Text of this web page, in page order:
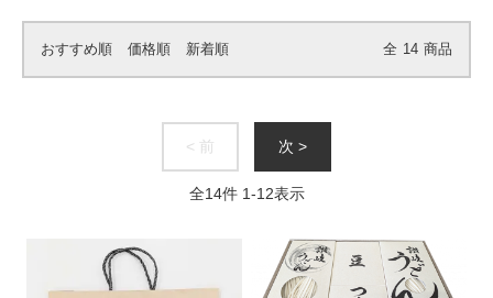
おすすめ順 価格順 新着順 全 14 商品
< 前 次 >
全14件 1-12表示